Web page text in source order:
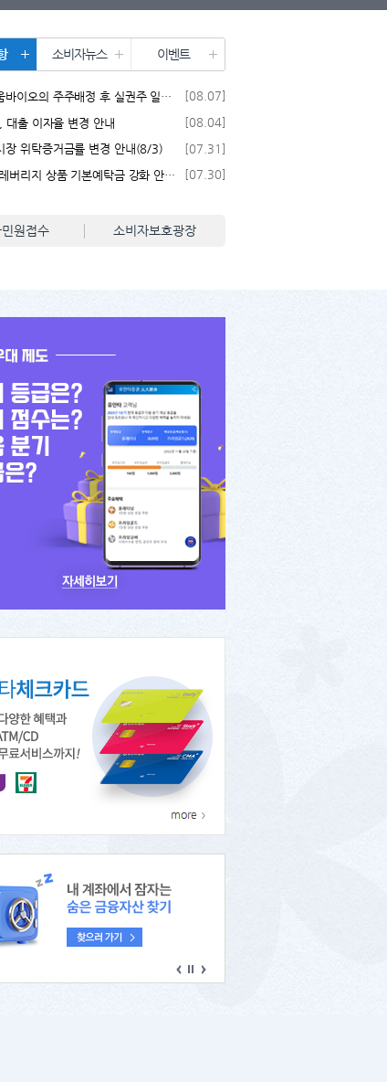
소비자뉴스 이벤트
페니트리움바이오의 주주배정 후 실권주 일반공모 유상증자 청약 안내
[08.07]
대출 이자율 변경 안내
[08.04]
장 위탁증거금률 변경 안내(8/3)
[07.31]
단일종목 레버리지 상품 기본예탁금 강화 안내(7/31)
[07.30]
원접수 소비자보호광장